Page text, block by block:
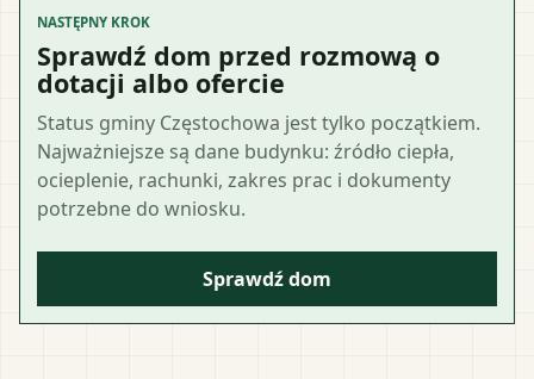
NASTĘPNY KROK
Sprawdź dom przed rozmową o
dotacji albo ofercie
Status gminy Częstochowa jest tylko początkiem.
Najważniejsze są dane budynku: źródło ciepła,
ocieplenie, rachunki, zakres prac i dokumenty
potrzebne do wniosku.
Sprawdź dom